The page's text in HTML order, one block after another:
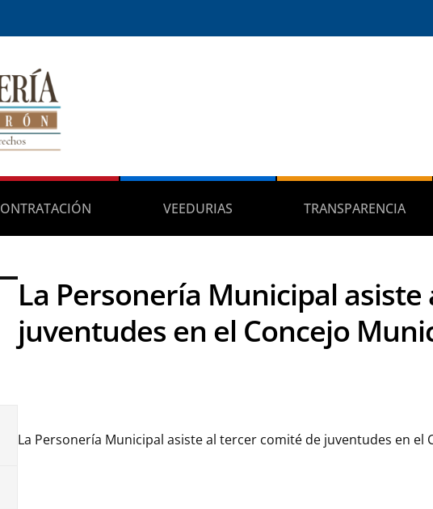
VEEDURIAS TRANSPARENCIA
La Personería Municipal
juventudes en el Concejo
La Personería Municipal asiste al tercer comité de juventudes en el